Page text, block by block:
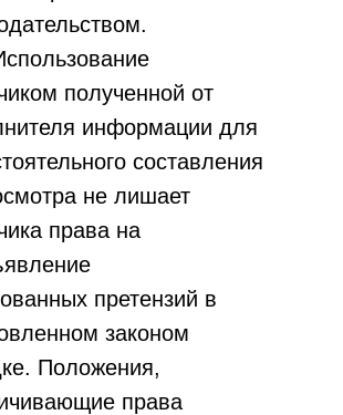
полученной от
информации для
составления
не лишает
права на
претензий в
законом
Положения,
права